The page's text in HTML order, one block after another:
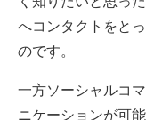
へコンタクトをと
のです。
一方ソーシャルコ
ニケーションが可能